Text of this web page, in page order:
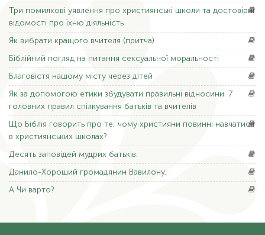
Три помилкові уявлення про християнські школи та достовірні
відомості про їхню діяльність
Як вибрати кращого вчителя (притча)
Біблійний погляд на питання сексуальної моральності
Благовістя нашому місту через дітей
Як за допомогою етики збудувати правильні відносини. 7
головних правил спілкування батьків та вчителів
Що Біблія говорить про те, чому християни повинні навчатися
в християнських школах?
Десять заповідей мудрих батьків.
Данило-Хороший громадянин Вавилону.
А Чи варто?